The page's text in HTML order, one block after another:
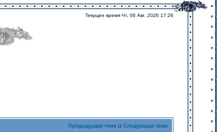
Текущее время Чт, 06 Авг, 2026 17:26
Предыдущая тема :: Следующая тема